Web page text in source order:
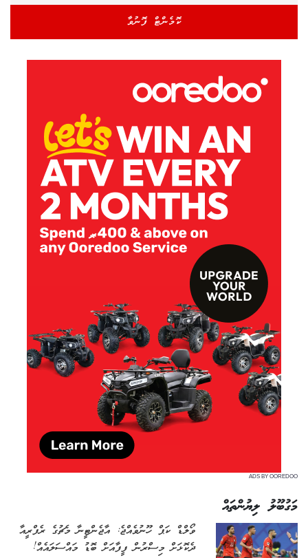
ADS BY OOREDOO
މަގުބޫލު ލިޔުންތައް
ވޯލްޑް ކަޕް ހޫނުވެއްޖެ: އާޖެންޓީނާ މެޗުގެ ރެފްރީއާ
ދެކޮޅަށް މިސްރުން ފީފާއަށް ބޮޑު މައްސަލައެއް!